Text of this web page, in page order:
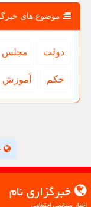
موضوع های
دولت مجلس
حكم آموزش
خبرگزاری نام